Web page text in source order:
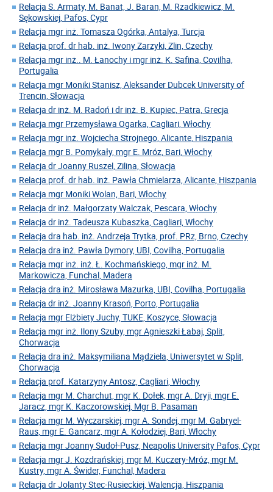
Relacja S. Armaty, M. Banat, J. Baran, M. Rzadkiewicz, M.
Sękowskiej, Pafos, Cypr
Relacja mgr inż. Tomasza Ogórka, Antalya, Turcja
Relacja prof. dr hab. inż. Iwony Zarzyki, Zlin, Czechy
Relacja mgr inż.. M. Łanochy i mgr inż. K. Safina, Covilha,
Portugalia
Relacja mgr Moniki Stanisz, Aleksander Dubcek University of
Trencin, Słowacja
Relacja dr inż. M. Radoń i dr inż. B. Kupiec, Patra, Grecja
Relacja mgr Przemysława Ogarka, Cagliari, Włochy
Relacja mgr inż. Wojciecha Strojnego, Alicante, Hiszpania
Relacja mgr B. Pomykały, mgr E. Mróz, Bari, Włochy
Relacja dr Joanny Ruszel, Zilina, Słowacja
Relacja prof. dr hab. inż. Pawła Chmielarza, Alicante, Hiszpania
Relacja mgr Moniki Wolan, Bari, Włochy
Relacja dr inż. Małgorzaty Walczak, Pescara, Włochy
Relacja dr inż. Tadeusza Kubaszka, Cagliari, Włochy
Relacja dra hab. inż. Andrzeja Trytka, prof. PRz, Brno, Czechy
Relacja dra inż. Pawła Dymory, UBI, Covilha, Portugalia
Relacja mgr inż. inż. Ł. Kochmańskiego, mgr inż. M.
Markowicza, Funchal, Madera
Relacja dra inż. Mirosława Mazurka, UBI, Covilha, Portugalia
Relacja dr inż. Joanny Krasoń, Porto, Portugalia
Relacja mgr Elżbiety Juchy, TUKE, Koszyce, Słowacja
Relacja mgr inż. Ilony Szuby, mgr Agnieszki Łabaj, Split,
Chorwacja
Relacja dra inż. Maksymiliana Mądziela, Uniwersytet w Split,
Chorwacja
Relacja prof. Katarzyny Antosz, Cagliari, Włochy
Relacja mgr M. Charchut, mgr K. Dołek, mgr A. Dryji, mgr E.
Jaracz, mgr K. Kaczorowskiej, Mgr B. Pasaman
Relacja mgr M. Wyczarskiej, mgr A. Sondej, mgr M. Gabryel-
Raus, mgr E. Gancarz, mgr A. Kołodziej, Bari, Włochy
Relacja mgr Joanny Sudoł-Pusz, Neapolis University Pafos, Cypr
Relacja mgr J. Kozdrańskiej, mgr M. Kuczery-Mróz, mgr M.
Kustry, mgr A. Świder, Funchal, Madera
Relacja dr Jolanty Stec-Rusieckiej, Walencja, Hiszpania